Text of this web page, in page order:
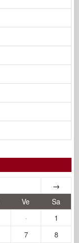
→
Ve
Sa
·
1
7 8